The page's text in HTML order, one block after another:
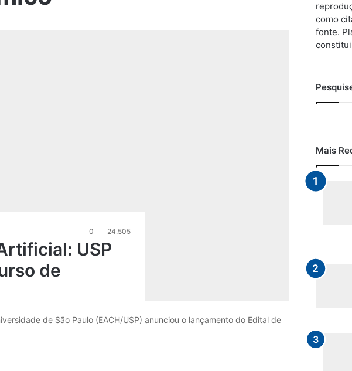
0 24.505
USP
de
de São Paulo (EACH/USP) anunciou o lançamento do Edital de
como
fonte.
Mais